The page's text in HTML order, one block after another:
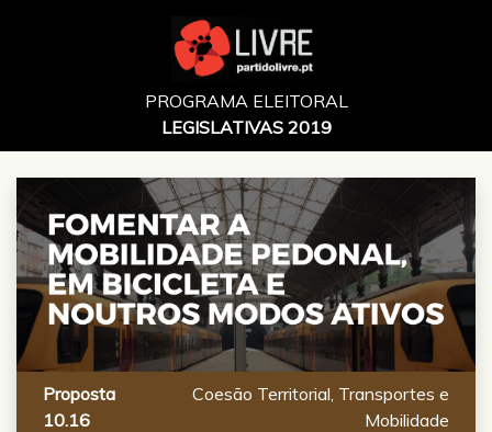
PROGRAMA ELEITORAL
LEGISLATIVAS 2019
Proposta
10.16
Coesão Territorial, Transportes e
Mobilidade